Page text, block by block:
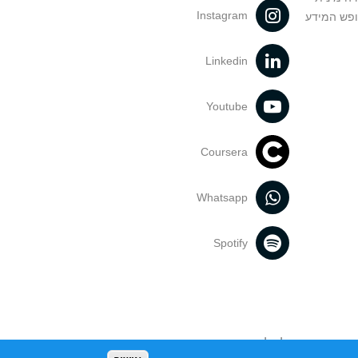
המידע
Instagram
Linkedin
Youtube
Coursera
Whatsapp
Spotify
בתכנים אלה לדעתך מפר זכויות